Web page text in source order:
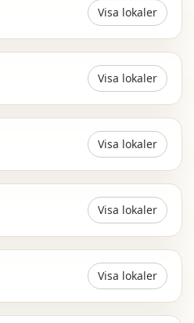
Visa lokaler
Visa lokaler
Visa lokaler
Visa lokaler
Visa lokaler